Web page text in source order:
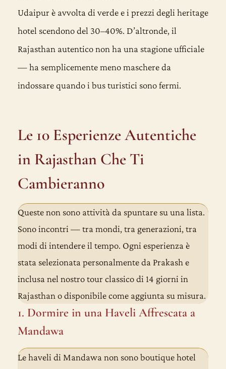
Udaipur è avvolta di verde e i prezzi degli heritage
hotel scendono del 30–40%. D’altronde, il
Rajasthan autentico non ha una stagione ufficiale
— ha semplicemente meno maschere da
indossare quando i bus turistici sono fermi.
Le 10 Esperienze Autentiche
in Rajasthan Che Ti
Cambieranno
Queste non sono attività da spuntare su una lista.
Sono incontri — tra mondi, tra generazioni, tra
modi di intendere il tempo. Ogni esperienza è
stata selezionata personalmente da Prakash e
inclusa nel nostrotour classico di 14 giorni in
Rajasthan o disponibile come aggiunta su misura.
1. Dormire in una Haveli Affrescata a
Mandawa
Le haveli di Mandawa non sono boutique hotel